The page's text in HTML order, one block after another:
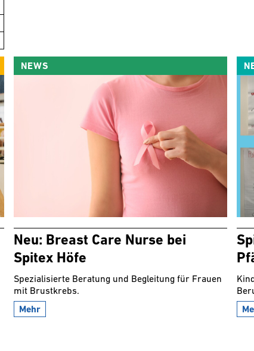
NEWS
Neu: Breast Care Nurse bei
Spitex Höfe
Spezialisierte Beratung und Begleitung für Frauen
mit Brustkrebs.
Mehr